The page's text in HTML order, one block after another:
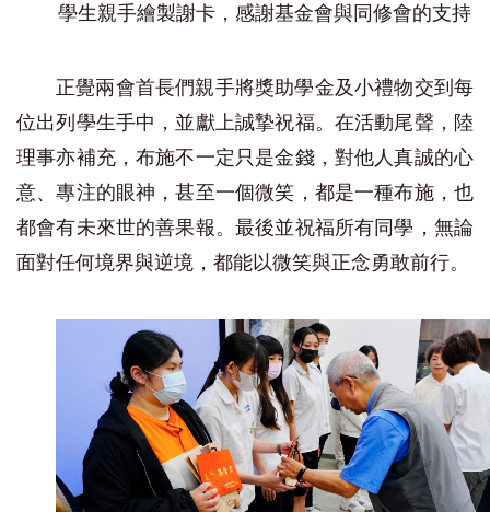
學生親手繪製謝卡，感謝基金會與同修會的支持
正覺兩會首長們親手將獎助學金及小禮物交到每
位出列學生手中，並獻上誠摯祝福。在活動尾聲，陸
理事亦補充，布施不一定只是金錢，對他人真誠的心
意、專注的眼神，甚至一個微笑，都是一種布施，也
都會有未來世的善果報。最後並祝福所有同學，無論
面對任何境界與逆境，都能以微笑與正念勇敢前行。